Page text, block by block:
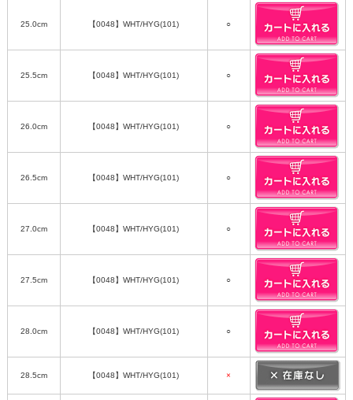
25.0cm 【0048】WHT/HYG(101) ○
25.5cm 【0048】WHT/HYG(101) ○
26.0cm 【0048】WHT/HYG(101) ○
26.5cm 【0048】WHT/HYG(101) ○
27.0cm 【0048】WHT/HYG(101) ○
27.5cm 【0048】WHT/HYG(101) ○
28.0cm 【0048】WHT/HYG(101) ○
28.5cm 【0048】WHT/HYG(101) ×